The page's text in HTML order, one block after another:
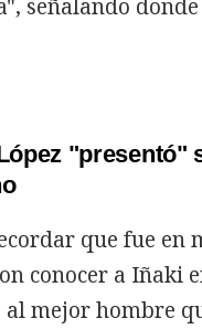
señalando
"presentó"
que fue en
conocer a Iñaki
al mejor hombre